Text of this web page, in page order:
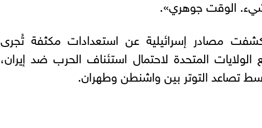
الوقت جوهري».
مصادر إسرائيلية عن استعدادات مكثفة تُجرى
الولايات المتحدة لاحتمال استئناف الحرب ضد إيران،
التوتر بين واشنطن وطهران.